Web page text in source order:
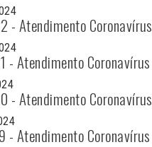
- Atendimento Coronavírus
- Atendimento Coronavírus
- Atendimento Coronavírus
- Atendimento Coronavírus